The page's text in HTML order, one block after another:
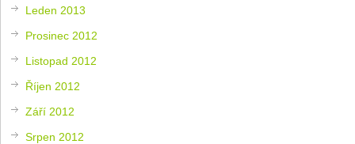
Leden 2013
Prosinec 2012
Listopad 2012
Říjen 2012
Září 2012
Srpen 2012